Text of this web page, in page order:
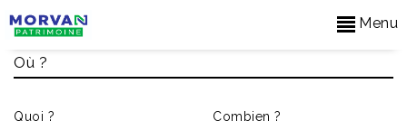
Menu